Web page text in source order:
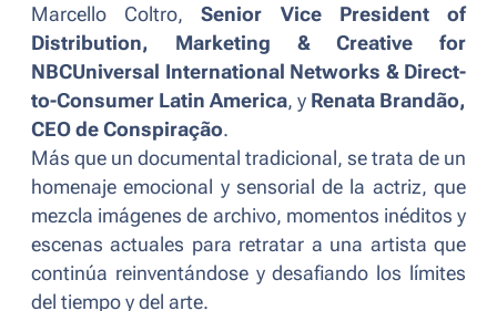
Marcello Coltro,Senior Vice President of
Distribution, Marketing & Creative for
NBCUniversal International Networks & Direct-
to-Consumer Latin America, y Renata Brandão,
CEO de Conspiração.
Más que un documental tradicional, se trata de un
homenaje emocional y sensorial de la actriz, que
mezcla imágenes de archivo, momentos inéditos y
escenas actuales para retratar a una artista que
continúa reinventándose y desafiando los límites
del tiempo y del arte.